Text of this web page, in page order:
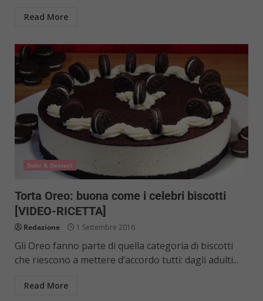
Read More
Dolci & Dessert
Torta Oreo: buona come i celebri biscotti
[VIDEO-RICETTA]
Redazione 1 Settembre 2016
Gli Oreo fanno parte di quella categoria di biscotti
che riescono a mettere d’accordo tutti: dagli adulti...
Read More